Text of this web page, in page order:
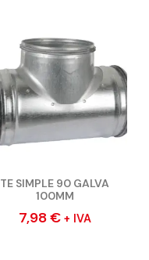
TE SIMPLE 90 GALVA
100MM
7,98€ + IVA